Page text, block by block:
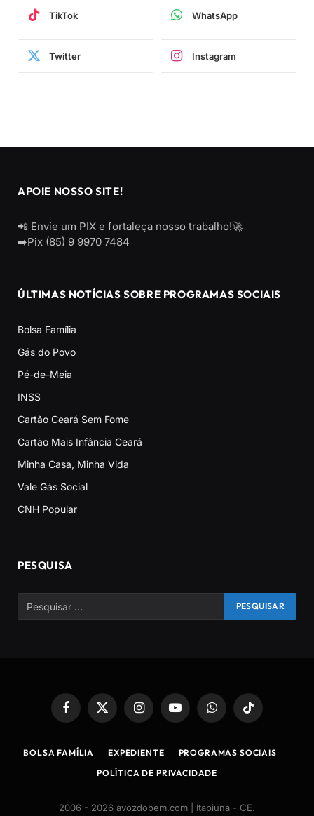
TikTok WhatsApp
Twitter Instagram
APOIE NOSSO SITE!
📲 Envie um PIX e fortaleça nosso trabalho!🚀
➡️Pix (85) 9 9970 7484
ÚLTIMAS NOTÍCIAS SOBRE PROGRAMAS SOCIAIS
Bolsa Família
Gás do Povo
Pé-de-Meia
INSS
Cartão Ceará Sem Fome
Cartão Mais Infância Ceará
Minha Casa, Minha Vida
Vale Gás Social
CNH Popular
PESQUISA
Facebook
X
InstagramYouTubeWhatsAppTikTok
BOLSA FAMÍLIA EXPEDIENTE
PROGRAMAS SOCIAIS
POLÍTICA DE PRIVACIDADE
2006 - 2026 avozdobem.com | Itapiúna - CE.